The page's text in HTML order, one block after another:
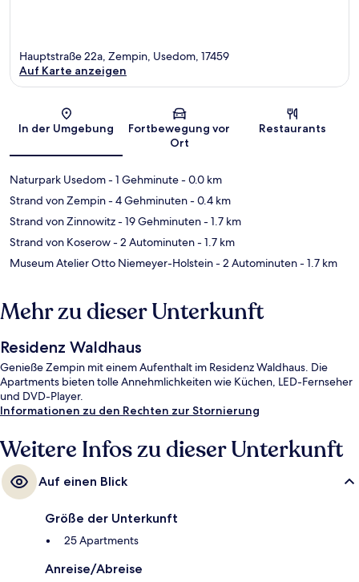
Karte
Hauptstraße 22a, Zempin, Usedom, 17459
Auf Karte anzeigen
In der Umgebung
Fortbewegung vor
Ort
Restaurants
Naturpark Usedom- 1 Gehminute- 0.0 km
Strand von Zempin- 4 Gehminuten- 0.4 km
Strand von Zinnowitz- 19 Gehminuten- 1.7 km
Strand von Koserow- 2 Autominuten- 1.7 km
Museum Atelier Otto Niemeyer-Holstein- 2 Autominuten- 1.7 km
Mehr zu dieser Unterkunft
Residenz Waldhaus
Genieße Zempin mit einem Aufenthalt im Residenz Waldhaus. Die
Apartments bieten tolle Annehmlichkeiten wie Küchen, LED-Fernseher
und DVD-Player.
Informationen zu den Rechten zur Stornierung
Weitere Infos zu dieser Unterkunft
Auf einen Blick
Größe der Unterkunft
25 Apartments
Anreise/Abreise